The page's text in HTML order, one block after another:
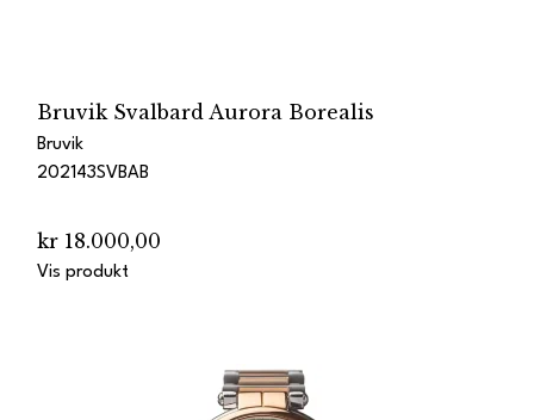
Bruvik Svalbard Aurora Borealis
Bruvik
202143SVBAB
kr 18.000,00
Vis produkt